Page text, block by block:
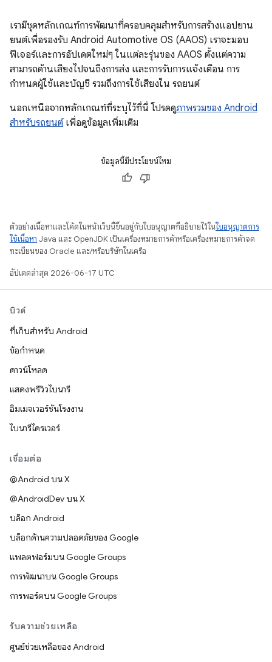
เรามีชุดหลักเกณฑ์การพัฒนาที่ครอบคลุมสำหรับการสร้างแอปยาน
ยนต์เพื่อรองรับ Android Automotive OS (AAOS) เราจะมอบ
ฟีเจอร์และการอัปเดตใหม่ๆ ในแต่ละรุ่นของ AAOS ตั้งแต่ความ
สามารถด้านเสียงไปจนถึงการส่ง และการรับการแจ้งเตือน การ
กำหนดผู้ใช้และบัญชี รวมถึงการใช้เสียงใน รถยนต์
นอกเหนือจากหลักเกณฑ์ที่ระบุไว้ที่นี่ โปรดดูภาพรวมของ Android
สำหรับรถยนต์เพื่อดูข้อมูลเพิ่มเติม
ข้อมูลนี้มีประโยชน์ไหม
ตัวอย่างเนื้อหาและโค้ดในหน้าเว็บนี้ขึ้นอยู่กับใบอนุญาตที่อธิบายไว้ในใบอนุญาตการ
ใช้เนื้อหา Java และ OpenJDK เป็นเครื่องหมายการค้าหรือเครื่องหมายการค้าจด
ทะเบียนของ Oracle และ/หรือบริษัทในเครือ
อัปเดตล่าสุด 2026-06-17 UTC
บิวด์
ที่เก็บสำหรับ Android
ข้อกำหนด
ดาวน์โหลด
แสดงพรีวิวไบนารี
อิมเมจเวอร์ชันโรงงาน
ไบนารีไดรเวอร์
เชื่อมต่อ
@Android บน X
@AndroidDev บน X
บล็อก Android
บล็อกด้านความปลอดภัยของ Google
แพลตฟอร์มบน Google Groups
การพัฒนาบน Google Groups
การพอร์ตบน Google Groups
รับความช่วยเหลือ
ศูนย์ช่วยเหลือของ Android